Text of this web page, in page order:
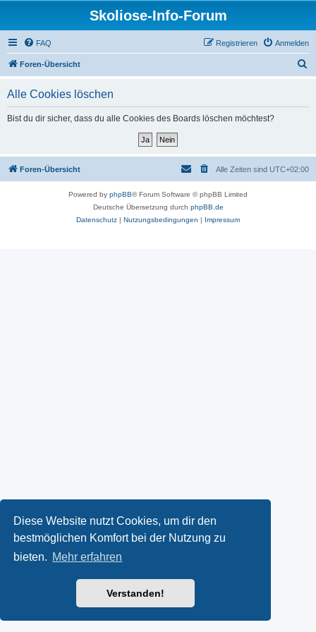
Diese Website nutzt Cookies, um dir den
bestmöglichen Komfort bei der Nutzung zu
bieten. Mehr erfahren
Verstanden!
Skoliose-Info-Forum
FAQ Anmelden
Registrieren
Foren-Übersicht
Alle Cookies löschen
Bist du dir sicher, dass du alle Cookies des Boards löschen möchtest?
Foren-Übersicht Alle Zeiten sind UTC+02:00
Powered by phpBB® Forum Software © phpBB Limited
Deutsche Übersetzung durch phpBB.de
Datenschutz | Nutzungsbedingungen | Impressum